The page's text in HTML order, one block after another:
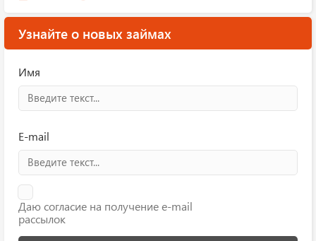
Узнайте о новых займах
Имя
E-mail
Даю согласие на получение e-mail
рассылок